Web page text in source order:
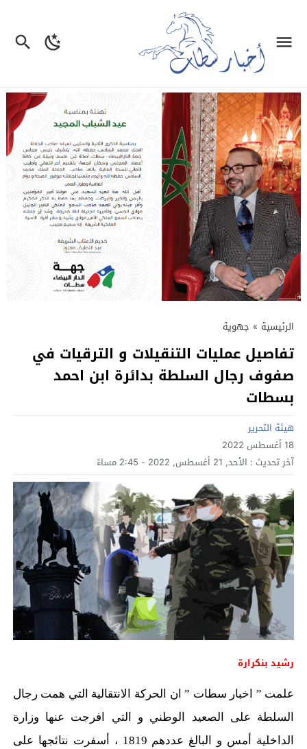
الرئيسية » جهوية
تفاصيل عمليات التنقيلات و الترقيات في
صفوف رجال السلطة بدائرة ابن احمد
بسطات
هيئة التحرير
18 أغسطس 2022
آخر تحديث : الأحد, 21 أغسطس, 2022 - 2:45 مساءً
رشيد بنكرارة
علمت ” اخبار سطات ” ان الحركة الانتقالية التي همت رجال
السلطة على الصعيد الوطني و التي افرجت عنها وزارة
الداخلية أمس و البالغ عددهم 1819 ، أسفرت نتائجها على